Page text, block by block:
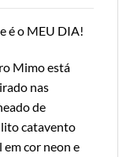
é o MEU DIA!
Mimo está
nas
de
catavento
cor neon e